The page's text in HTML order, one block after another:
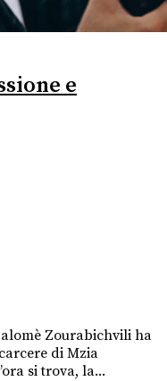
e
Zourabichvili ha
di Mzia
si trova, la...